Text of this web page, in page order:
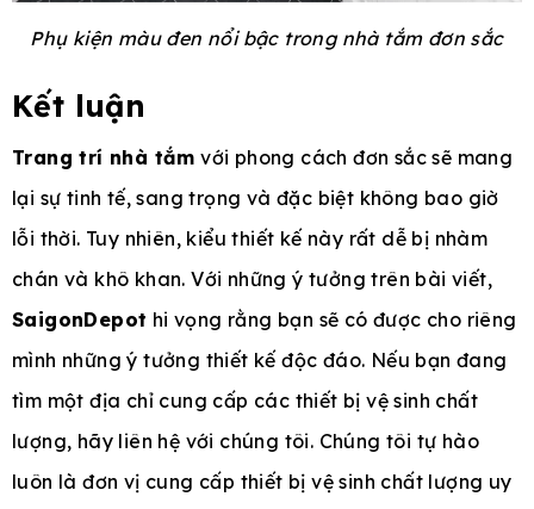
Phụ kiện màu đen nổi bậc trong nhà tắm đơn sắc
Kết luận
Trang trí nhà tắm với phong cách đơn sắc sẽ mang
lại sự tinh tế, sang trọng và đặc biệt không bao giờ
lỗi thời. Tuy nhiên, kiểu thiết kế này rất dễ bị nhàm
chán và khô khan. Với những ý tưởng trên bài viết,
SaigonDepot hi vọng rằng bạn sẽ có được cho riêng
mình những ý tưởng thiết kế độc đáo. Nếu bạn đang
tìm một địa chỉ cung cấp các thiết bị vệ sinh chất
lượng, hãy liên hệ với chúng tôi. Chúng tôi tự hào
luôn là đơn vị cung cấp thiết bị vệ sinh chất lượng uy